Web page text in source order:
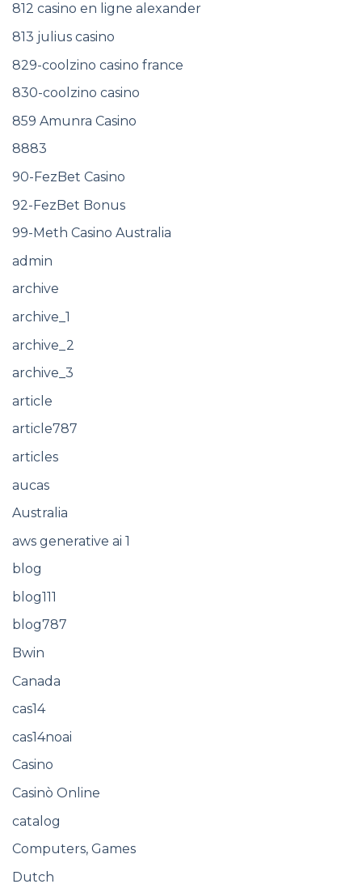
812 casino en ligne alexander
813 julius casino
829-coolzino casino france
830-coolzino casino
859 Amunra Casino
8883
90-FezBet Casino
92-FezBet Bonus
99-Meth Casino Australia
admin
archive
archive_1
archive_2
archive_3
article
article787
articles
aucas
Australia
aws generative ai 1
blog
blog111
blog787
Bwin
Canada
cas14
cas14noai
Casino
Casinò Online
catalog
Computers, Games
Dutch